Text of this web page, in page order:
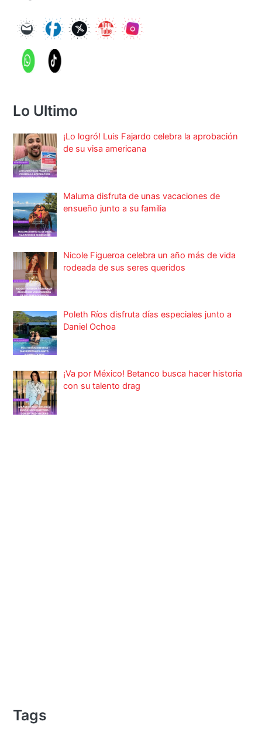
Lo Ultimo
¡Lo logró! Luis Fajardo celebra la aprobación
de su visa americana
Maluma disfruta de unas vacaciones de
ensueño junto a su familia
Nicole Figueroa celebra un año más de vida
rodeada de sus seres queridos
Poleth Ríos disfruta días especiales junto a
Daniel Ochoa
¡Va por México! Betanco busca hacer historia
con su talento drag
Tags